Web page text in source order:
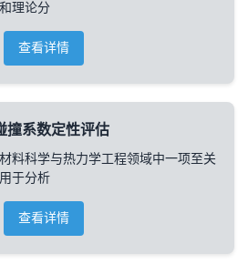
理论分
查看详情
撞系数定性评估
料科学与热力学工程领域中一项至关
于分析
查看详情